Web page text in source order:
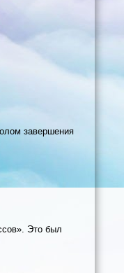
завершения
Это был